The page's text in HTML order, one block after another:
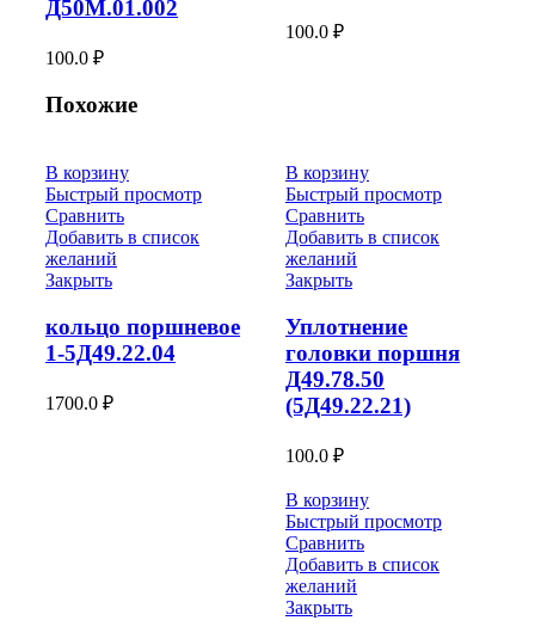
Д50М.01.002
100.0 ₽
100.0 ₽
Похожие
В корзину
Быстрый просмотр
Сравнить
Добавить в список
желаний
Закрыть
кольцо поршневое
1-5Д49.22.04
1700.0 ₽
В корзину
Быстрый просмотр
Сравнить
Добавить в список
желаний
Закрыть
Уплотнение
головки поршня
Д49.78.50
(5Д49.22.21)
100.0 ₽
В корзину
Быстрый просмотр
Сравнить
Добавить в список
желаний
Закрыть